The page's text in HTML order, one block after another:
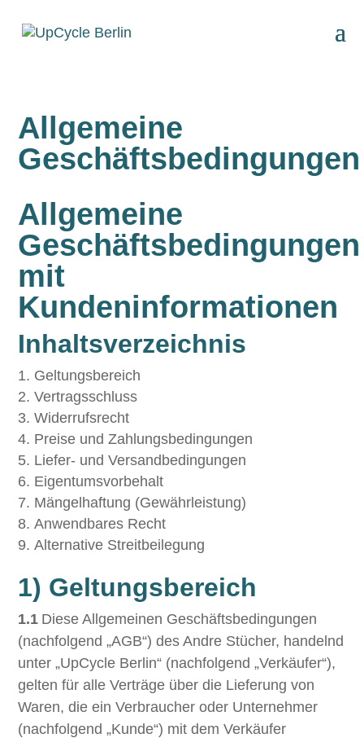
Allgemeine
Geschäftsbedingungen
Allgemeine
Geschäftsbedingungen
mit
Kundeninformationen
Inhaltsverzeichnis
Geltungsbereich
Vertragsschluss
Widerrufsrecht
Preise und Zahlungsbedingungen
Liefer- und Versandbedingungen
Eigentumsvorbehalt
Mängelhaftung (Gewährleistung)
Anwendbares Recht
Alternative Streitbeilegung
1) Geltungsbereich
1.1 Diese Allgemeinen Geschäftsbedingungen
(nachfolgend „AGB“) des Andre Stücher, handelnd
unter „UpCycle Berlin“ (nachfolgend „Verkäufer“),
gelten für alle Verträge über die Lieferung von
Waren, die ein Verbraucher oder Unternehmer
(nachfolgend „Kunde“) mit dem Verkäufer